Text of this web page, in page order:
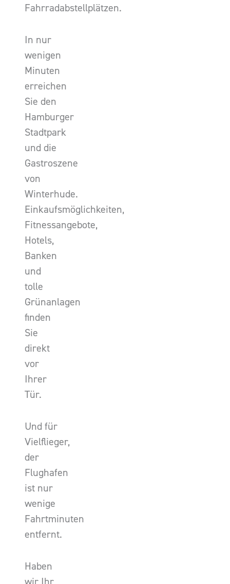
Fahrradabstellplätzen.
In nur
wenigen
Minuten
erreichen
Sie den
Hamburger
Stadtpark
und die
Gastroszene
von
Winterhude.
Einkaufsmöglichkeiten,
Fitnessangebote,
Hotels,
Banken
und
tolle
Grünanlagen
finden
Sie
direkt
vor
Ihrer
Tür.
Und für
Vielflieger,
der
Flughafen
ist nur
wenige
Fahrtminuten
entfernt.
Haben